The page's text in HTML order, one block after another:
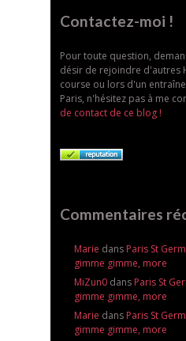
Contactez-moi !
Pour toute question,
désir de rejoindre d'autres
course ou lors d'un
Paris, n'hésitez pas à me
de contact de ce blog !
Commentaires
Marie dans Paris St
gimme gimme, more
MiZun0 dans Paris St
gimme gimme, more
Marie dans Paris St
gimme gimme, more